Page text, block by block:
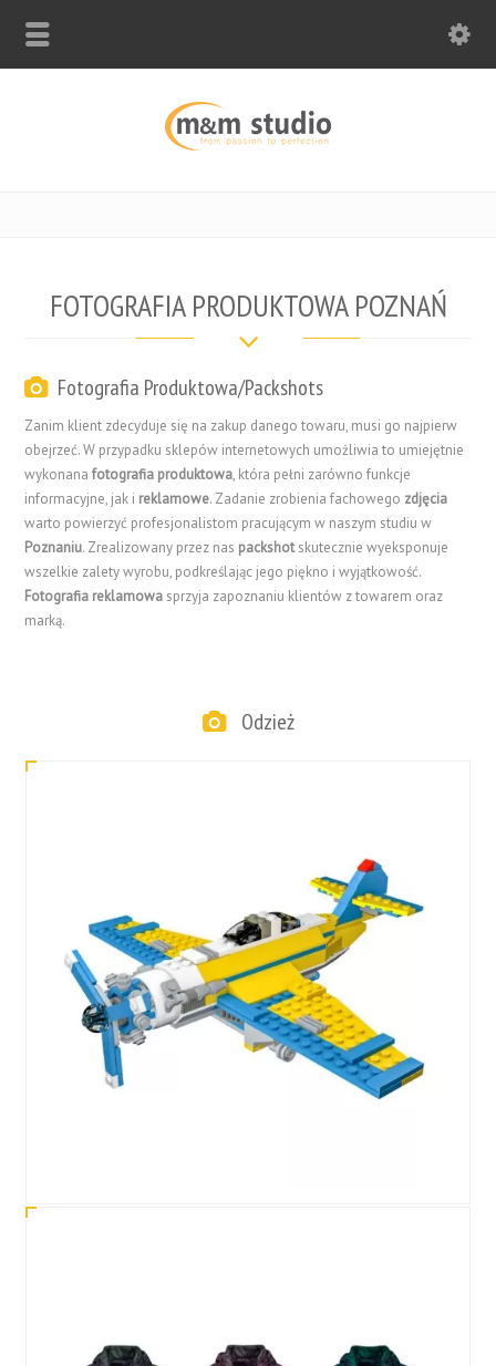
FOTOGRAFIA PRODUKTOWA POZNAŃ
Fotografia Produktowa/Packshots
Zanim klient zdecyduje się na zakup danego towaru, musi go najpierw
obejrzeć. W przypadku sklepów internetowych umożliwia to umiejętnie
wykonanafotografia produktowa, która pełni zarówno funkcje
informacyjne, jak i reklamowe. Zadanie zrobienia fachowego zdjęcia
warto powierzyć profesjonalistom pracującym w naszym studiu w
Poznaniu. Zrealizowany przez nas packshotskutecznie wyeksponuje
wszelkie zalety wyrobu, podkreślając jego piękno i wyjątkowość.
Fotografia reklamowa sprzyja zapoznaniu klientów z towarem oraz
marką.
Odzież